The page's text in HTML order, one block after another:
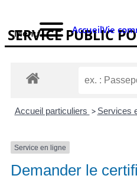
Menu AccueilVie
SERVICE PUBLIC
Accueil particuliers > Services
Service en ligne
Demander le